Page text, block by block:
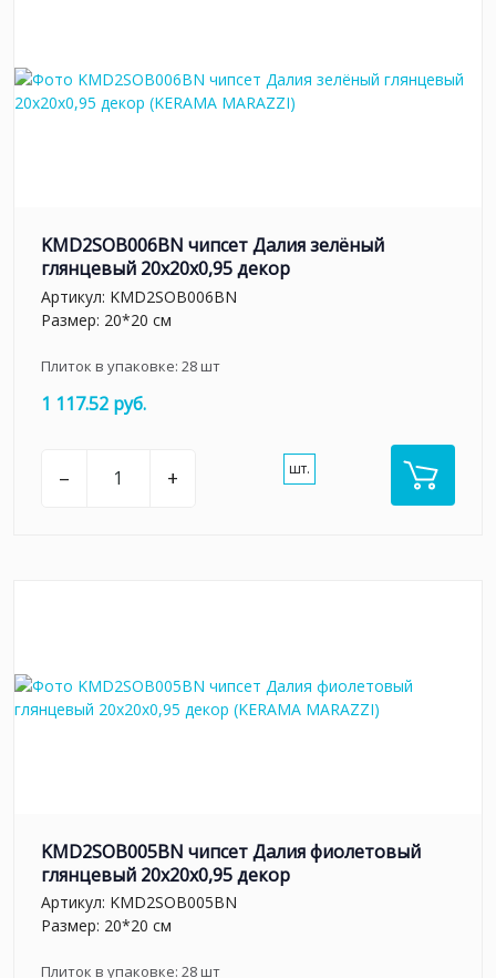
KMD2SOB006BN чипсет Далия зелёный
глянцевый 20x20x0,95 декор
Артикул: KMD2SOB006BN
Размер: 20*20 см
Плиток в упаковке: 28шт
1 117.52 руб.
– + шт.
KMD2SOB005BN чипсет Далия фиолетовый
глянцевый 20x20x0,95 декор
Артикул: KMD2SOB005BN
Размер: 20*20 см
Плиток в упаковке: 28шт